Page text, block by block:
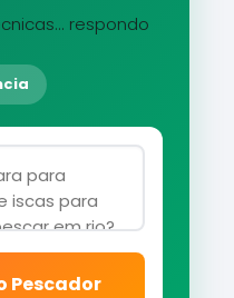
respondo
Pescador